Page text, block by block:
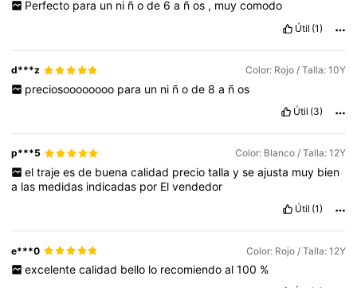
Perfecto para un ni ñ o de 6 a ñ os , muy comodo
Útil (1)
d***z Color: Rojo / Talla: 10Y
preciosoooooooo para un ni ñ o de 8 a ñ os
Útil (3)
p***5 Color: Blanco / Talla: 12Y
el traje es de buena calidad precio talla y se ajusta muy bien
a las medidas indicadas por Elvendedor
Útil (1)
e***0 Color: Rojo / Talla: 12Y
excelente calidad bello lo recomiendo al 100 %